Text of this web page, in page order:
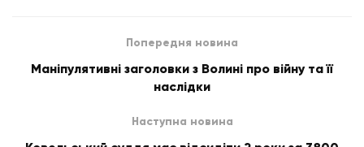
Попередня новина
Маніпулятивні заголовки з Волині про війну та її
наслідки
Наступна новина